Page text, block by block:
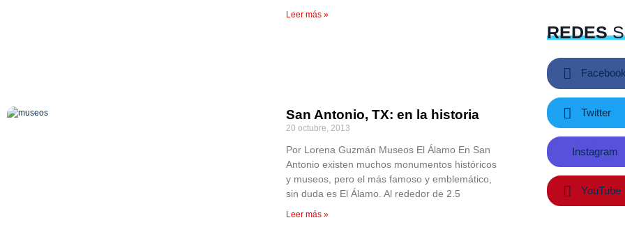
Leer más »
San Antonio, TX: en la historia
20 octubre, 2013
Por Lorena Guzmán Museos El Álamo En San
Antonio existen muchos monumentos históricos
y museos, pero el más famoso y emblemático,
sin duda es El Álamo. Al rededor de 2.5
Leer más »
REDES
Twitter
Instagram
YouTube